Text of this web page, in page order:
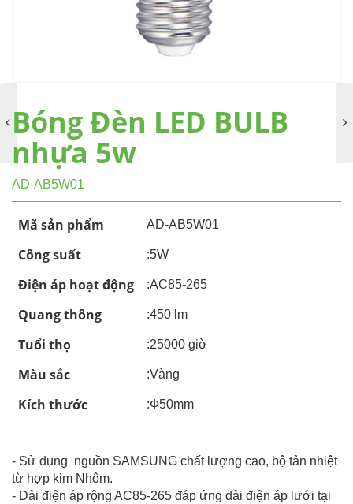
Bóng Đèn LED BULB
nhựa 5w
AD-AB5W01
Mã sản phẩm AD-AB5W01
Công suất :5W
Điện áp hoạt động :AC85-265
Quang thông :450 lm
Tuổi thọ :25000 giờ
Màu sắc :Vàng
Kích thước :Ф50mm
- Sử dụng nguồn SAMSUNG chất lượng cao, bộ tản nhiệt
từ hợp kim Nhôm.
- Dải điện áp rộng AC85-265 đáp ứng dải điện áp lưới tại